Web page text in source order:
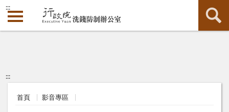
:::
:::
首頁 影音專區